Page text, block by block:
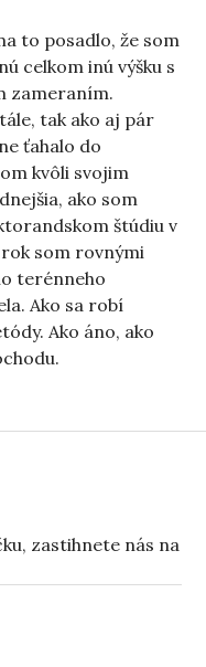
to posadlo, že som
celkom inú výšku s
zameraním.
tak ako aj pár
ťahalo do
kvôli svojim
ako som
štúdiu v
som rovnými
terénneho
Ako sa robí
Ako áno, ako
neskúsenej
zastihnete nás na